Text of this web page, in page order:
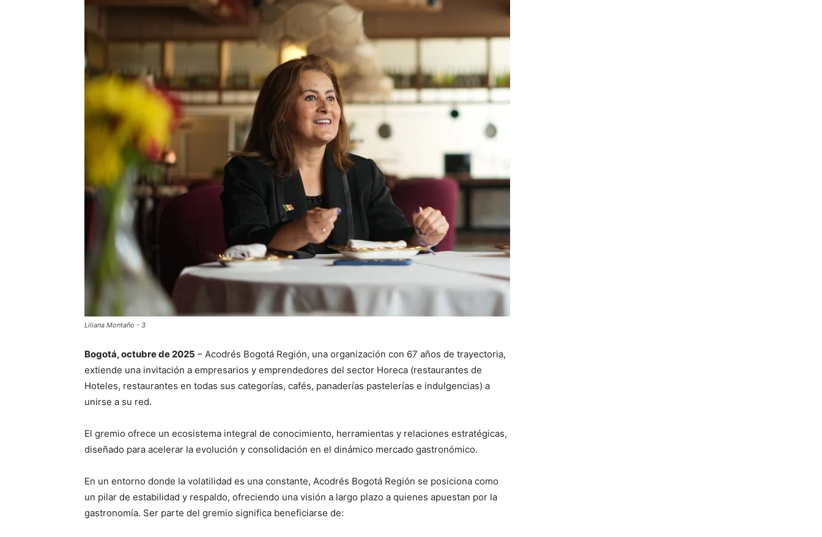
Liliana Montaño - 3
Bogotá, octubre de 2025 – Acodrés Bogotá Región, una organización con 67 años de trayectoria,
extiende una invitación a empresarios y emprendedores del sector Horeca (restaurantes de
Hoteles, restaurantes en todas sus categorías, cafés, panaderías pastelerías e indulgencias) a
unirse a su red.
El gremio ofrece un ecosistema integral de conocimiento, herramientas y relaciones estratégicas,
diseñado para acelerar la evolución y consolidación en el dinámico mercado gastronómico.
En un entorno donde la volatilidad es una constante, Acodrés Bogotá Región se posiciona como
un pilar de estabilidad y respaldo, ofreciendo una visión a largo plazo a quienes apuestan por la
gastronomía. Ser parte del gremio significa beneficiarse de: